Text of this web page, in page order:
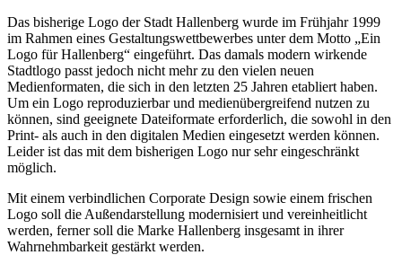
Das bisherige Logo der Stadt Hallenberg wurde im Frühjahr 1999
im Rahmen eines Gestaltungswettbewerbes unter dem Motto „Ein
Logo für Hallenberg“ eingeführt. Das damals modern wirkende
Stadtlogo passt jedoch nicht mehr zu den vielen neuen
Medienformaten, die sich in den letzten 25 Jahren etabliert haben.
Um ein Logo reproduzierbar und medienübergreifend nutzen zu
können, sind geeignete Dateiformate erforderlich, die sowohl in den
Print- als auch in den digitalen Medien eingesetzt werden können.
Leider ist das mit dem bisherigen Logo nur sehr eingeschränkt
möglich.
Mit einem verbindlichen Corporate Design sowie einem frischen
Logo soll die Außendarstellung modernisiert und vereinheitlicht
werden, ferner soll die Marke Hallenberg insgesamt in ihrer
Wahrnehmbarkeit gestärkt werden.